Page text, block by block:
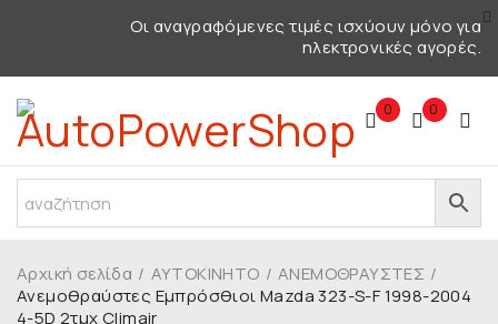
Οι αναγραφόμενες τιμές ισχύουν μόνο για
ηλεκτρονικές αγορές.
0 0
Αρχική σελίδα / ΑΥΤΟΚΙΝΗΤΟ / ΑΝΕΜΟΘΡΑΥΣΤΕΣ /
Ανεμοθραύστες Εμπρόσθιοι Mazda 323-S-F 1998-2004
4-5D 2τμχ Climair